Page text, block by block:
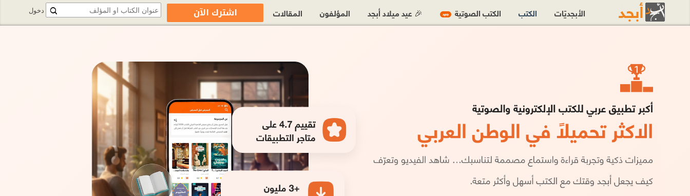
دخول الأبجديّات الكتب الكتب الصوتية جديد 🎉 عيد ميلاد أبجد المؤلفون المقالات اشترك الآن